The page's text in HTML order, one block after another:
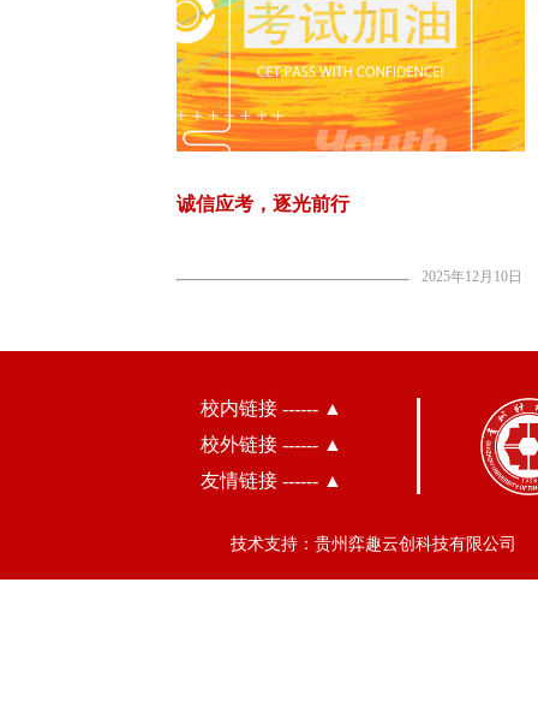
诚信应考，逐光前行
2025年12月10日
学习贯彻习近平新时代中国特色社会主义思想主题教育专题
校内链接 ------ ▲
校外链接 ------ ▲
友情链接 ------ ▲
技术支持：贵州弈趣云创科技有限公司